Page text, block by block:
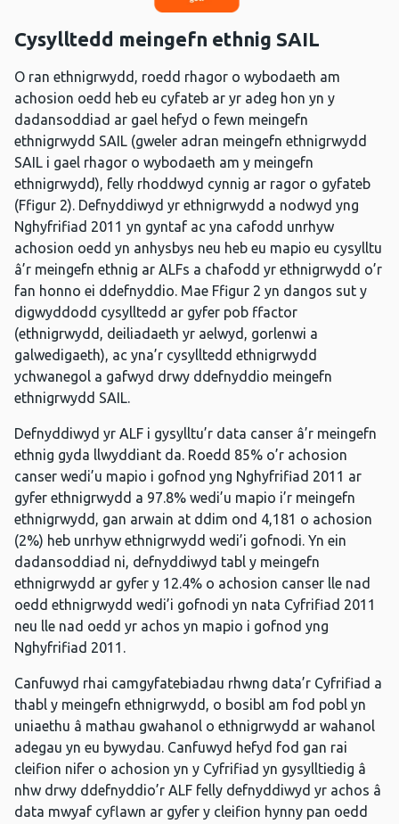
Cysylltedd meingefn ethnig SAIL
O ran ethnigrwydd, roedd rhagor o wybodaeth am
achosion oedd heb eu cyfateb ar yr adeg hon yn y
dadansoddiad ar gael hefyd o fewn meingefn
ethnigrwydd SAIL (gweler adran meingefn ethnigrwydd
SAIL i gael rhagor o wybodaeth am y meingefn
ethnigrwydd), felly rhoddwyd cynnig ar ragor o gyfateb
(Ffigur 2). Defnyddiwyd yr ethnigrwydd a nodwyd yng
Nghyfrifiad 2011 yn gyntaf ac yna cafodd unrhyw
achosion oedd yn anhysbys neu heb eu mapio eu cysylltu
â’r meingefn ethnig ar ALFs a chafodd yr ethnigrwydd o’r
fan honno ei ddefnyddio. Mae Ffigur 2 yn dangos sut y
digwyddodd cysylltedd ar gyfer pob ffactor
(ethnigrwydd, deiliadaeth yr aelwyd, gorlenwi a
galwedigaeth), ac yna’r cysylltedd ethnigrwydd
ychwanegol a gafwyd drwy ddefnyddio meingefn
ethnigrwydd SAIL.
Defnyddiwyd yr ALF i gysylltu’r data canser â’r meingefn
ethnig gyda llwyddiant da. Roedd 85% o’r achosion
canser wedi’u mapio i gofnod yng Nghyfrifiad 2011 ar
gyfer ethnigrwydd a 97.8% wedi’u mapio i’r meingefn
ethnigrwydd, gan arwain at ddim ond 4,181 o achosion
(2%) heb unrhyw ethnigrwydd wedi’i gofnodi. Yn ein
dadansoddiad ni, defnyddiwyd tabl y meingefn
ethnigrwydd ar gyfer y 12.4% o achosion canser lle nad
oedd ethnigrwydd wedi’i gofnodi yn nata Cyfrifiad 2011
neu lle nad oedd yr achos yn mapio i gofnod yng
Nghyfrifiad 2011.
Canfuwyd rhai camgyfatebiadau rhwng data’r Cyfrifiad a
thabl y meingefn ethnigrwydd, o bosibl am fod pobl yn
uniaethu â mathau gwahanol o ethnigrwydd ar wahanol
adegau yn eu bywydau. Canfuwyd hefyd fod gan rai
cleifion nifer o achosion yn y Cyfrifiad yn gysylltiedig â
nhw drwy ddefnyddio’r ALF felly defnyddiwyd yr achos â
data mwyaf cyflawn ar gyfer y cleifion hynny pan oedd